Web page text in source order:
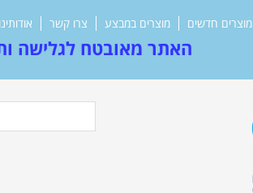
מוצרים חדשים מוצרים במבצע צרו קשר אודותינו
האתר מאובטח לגלישה